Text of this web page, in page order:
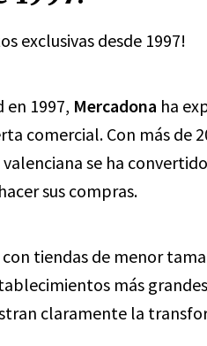
exclusivas desde 1997!
en 1997, Mercadona ha
comercial. Con más de
se ha
sus compras.
tiendas de menor
más
claramente la